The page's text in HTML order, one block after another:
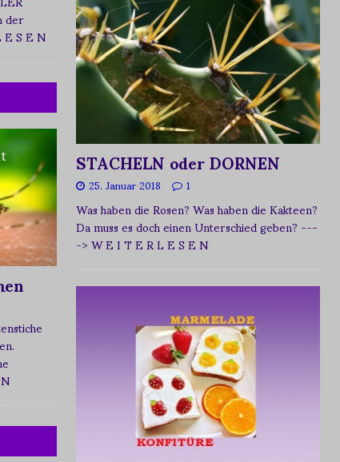
der
S E N
STACHELN oder DORNEN
25. Januar 2018 1
Was haben die Rosen? Was haben die Kakteen?
Da muss es doch einen Unterschied geben?---
-> W E I T E R L E S E N